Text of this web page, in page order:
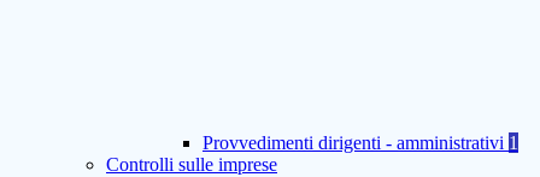
Provvedimenti dirigenti - amministrativi 1
Controlli sulle imprese